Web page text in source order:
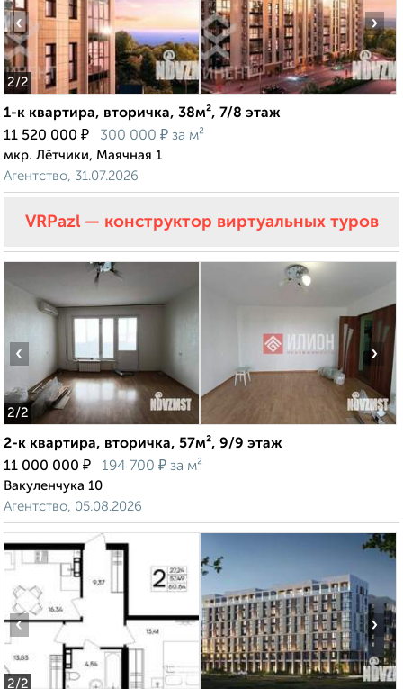
2/2
‹ ›
1-к квартира, вторичка, 38м², 7/8 этаж
11 520 000 ₽ 300 000 ₽ за м²
мкр. Лётчики, Маячная 1
Агентство, 31.07.2026
VRPazl — конструктор виртуальных туров
2/2
‹ ›
2-к квартира, вторичка, 57м², 9/9 этаж
11 000 000 ₽ 194 700 ₽ за м²
Вакуленчука 10
Агентство, 05.08.2026
2/2
‹ ›